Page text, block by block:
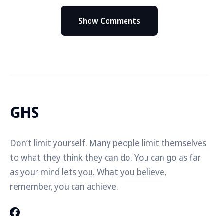
Show Comments
GHS
Don’t limit yourself. Many people limit themselves
to what they think they can do. You can go as far
as your mind lets you. What you believe,
remember, you can achieve.